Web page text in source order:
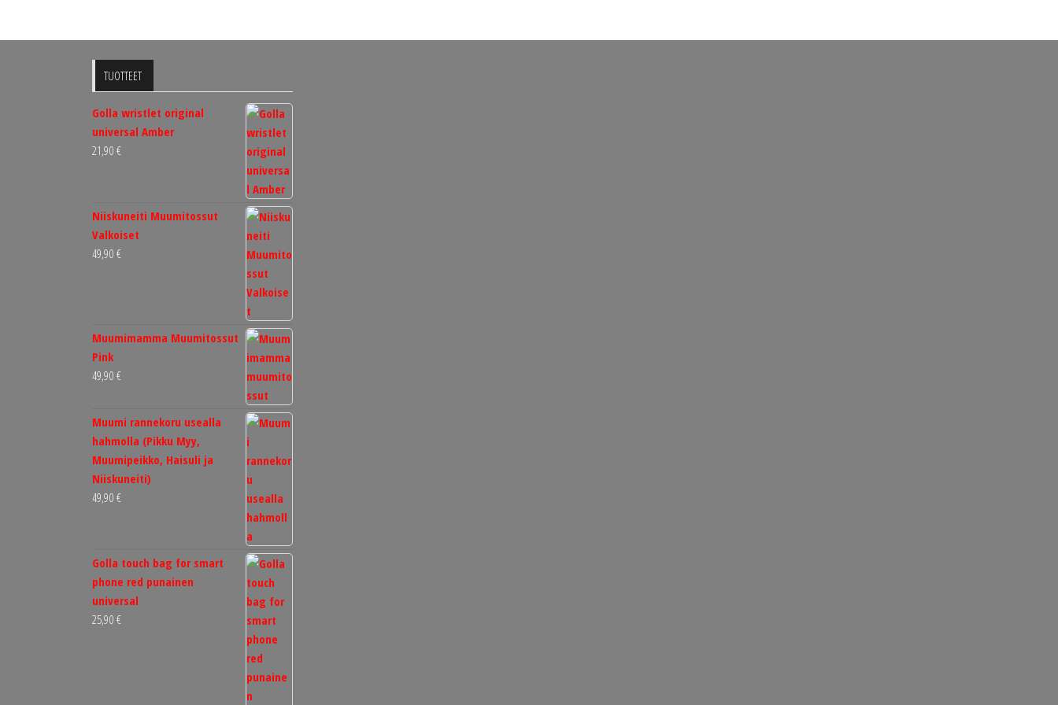
sivulla.
TUOTTEET
Golla wristlet original
universal Amber
21,90 €
Niiskuneiti Muumitossut
Valkoiset
49,90 €
Muumimamma Muumitossut
Pink
49,90 €
Muumi rannekoru usealla
hahmolla (Pikku Myy,
Muumipeikko, Haisuli ja
Niiskuneiti)
49,90 €
Golla touch bag for smart
phone red punainen
universal
25,90 €